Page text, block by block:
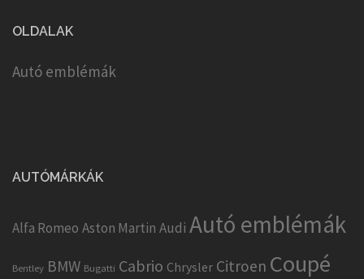
OLDALAK
Autó emblémák
AUTÓMÁRKÁK
Alfa Romeo Aston Martin Audi Autó emblémák
Bentley BMW Bugatti Cabrio Chrysler Citroen Coupé